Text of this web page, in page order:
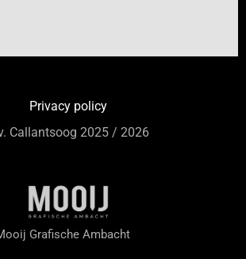
Privacy policy
Callantsoog 2025 / 2026
Grafische Ambacht